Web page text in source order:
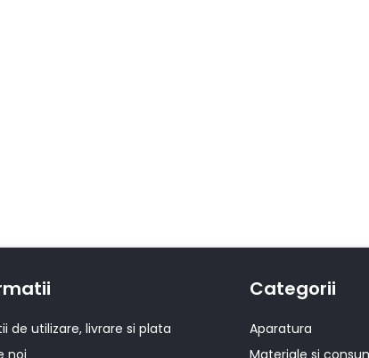
de utilizare, livrare si plata
Categorii
Aparatura